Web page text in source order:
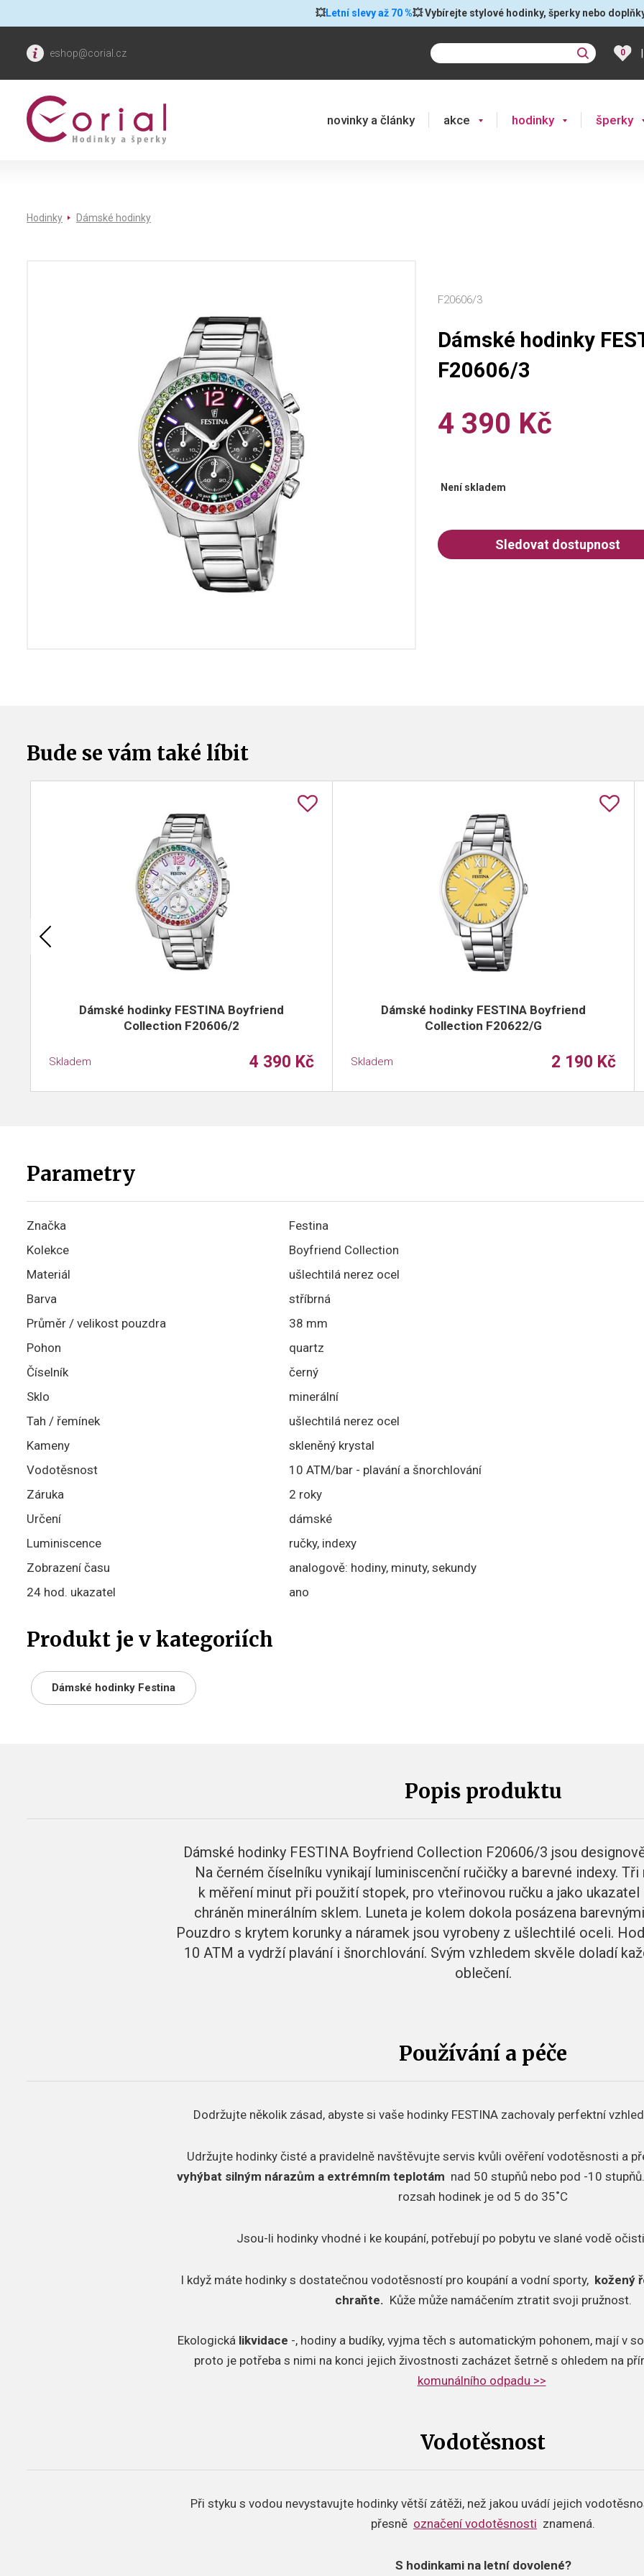
💥Letní slevy až 70 %💥 Vybírejte stylové hodinky, šperky nebo
eshop@corial.cz 0 |
novinky a články akce hodinky šperky
Hodinky Dámské hodinky
F20606/3
Dámské hodinky
F20606/3
4 390 Kč
Není skladem
Bude se vám také líbit
Dámské hodinky FESTINA Boyfriend
Collection F20606/2
Skladem 4 390 Kč
Dámské hodinky FESTINA Boyfriend
Collection F20622/G
Skladem 2 190 Kč
Parametry
Značka
Festina
Kolekce
Boyfriend Collection
Materiál
ušlechtilá nerez ocel
Barva
stříbrná
Průměr / velikost pouzdra
38 mm
Pohon
quartz
Číselník
černý
Sklo
minerální
Tah / řemínek
ušlechtilá nerez ocel
Kameny
skleněný krystal
Vodotěsnost
10 ATM/bar - plavání a šnorchlování
Záruka
2 roky
Určení
dámské
Luminiscence
ručky, indexy
Zobrazení času
analogově: hodiny, minuty, sekundy
24 hod. ukazatel
ano
Produkt je v kategoriích
Dámské hodinky Festina
Popis produktu
Dámské hodinky FESTINA Boyfriend Collection F20606/3 jsou
Na černém číselníku vynikají luminiscenční ručičky a barevné indexy.
k měření minut při použití stopek, pro vteřinovou ručku a jako ukazatel
chráněn minerálním sklem. Luneta je kolem dokola posázena
Pouzdro s krytem korunky a náramek jsou vyrobeny z ušlechtilé oceli.
10 ATM a vydrží plavání i šnorchlování. Svým vzhledem skvěle doladí
oblečení.
Používání a péče
Dodržujte několik zásad, abyste si vaše hodinky FESTINA zachovaly perfektní
Udržujte hodinky čisté a pravidelně navštěvujte servis kvůli ověření vodotěsnosti a
vyhýbat silným nárazům a extrémním teplotám nad 50 stupňů nebo pod -10
rozsah hodinek je od 5 do 35˚C
Jsou-li hodinky vhodné i ke koupání, potřebují po pobytu ve slané vodě
I když máte hodinky s dostatečnou vodotěsností pro koupání a vodní sporty, kožený
chraňte. Kůže může namáčením ztratit svoji pružnost.
​Ekologická likvidace -, hodiny a budíky, vyjma těch s automatickým pohonem, mají v
proto je potřeba s nimi na konci jejich živostnosti zacházet šetrně s ohledem na
komunálního odpadu >>
Vodotěsnost
Při styku s vodou nevystavujte hodinky větší zátěži, než jakou uvádí jejich
přesně označení vodotěsnosti znamená.
S hodinkami na letní dovolené?